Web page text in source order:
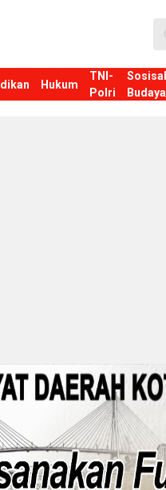
Hukum
TNI-
Polri
Sosisal
Budaya